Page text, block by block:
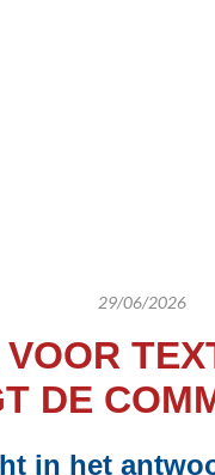
29/06/2026
DE
in het